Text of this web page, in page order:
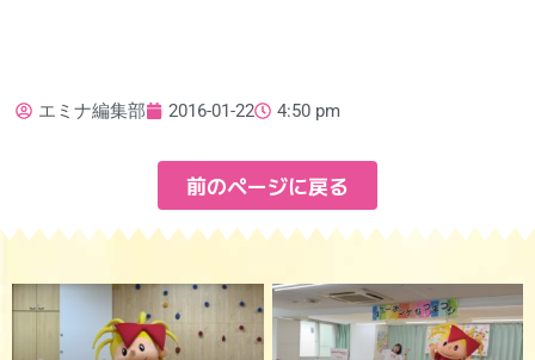
エミナ編集部 2016-01-22 4:50 pm
前のページに戻る